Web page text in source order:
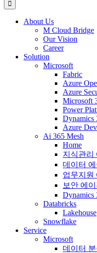
About Us
M Cloud Bridge
Our Vision
Career
Solution
Microsoft
Fabric
Azure
Azure
Microsoft
Power
Dynamics
Azure
Ai 365 Mesh
Home
지식관리
데이터
업무지원
보안 에
Dynamics
Databricks
Lakehouse
Snowflake
Service
Microsoft
데이터